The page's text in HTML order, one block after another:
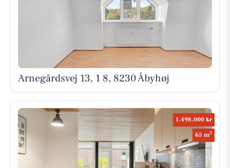
Arnegårdsvej 13, 1 8, 8230 Åbyhøj
1.498.000 kr
65 m2